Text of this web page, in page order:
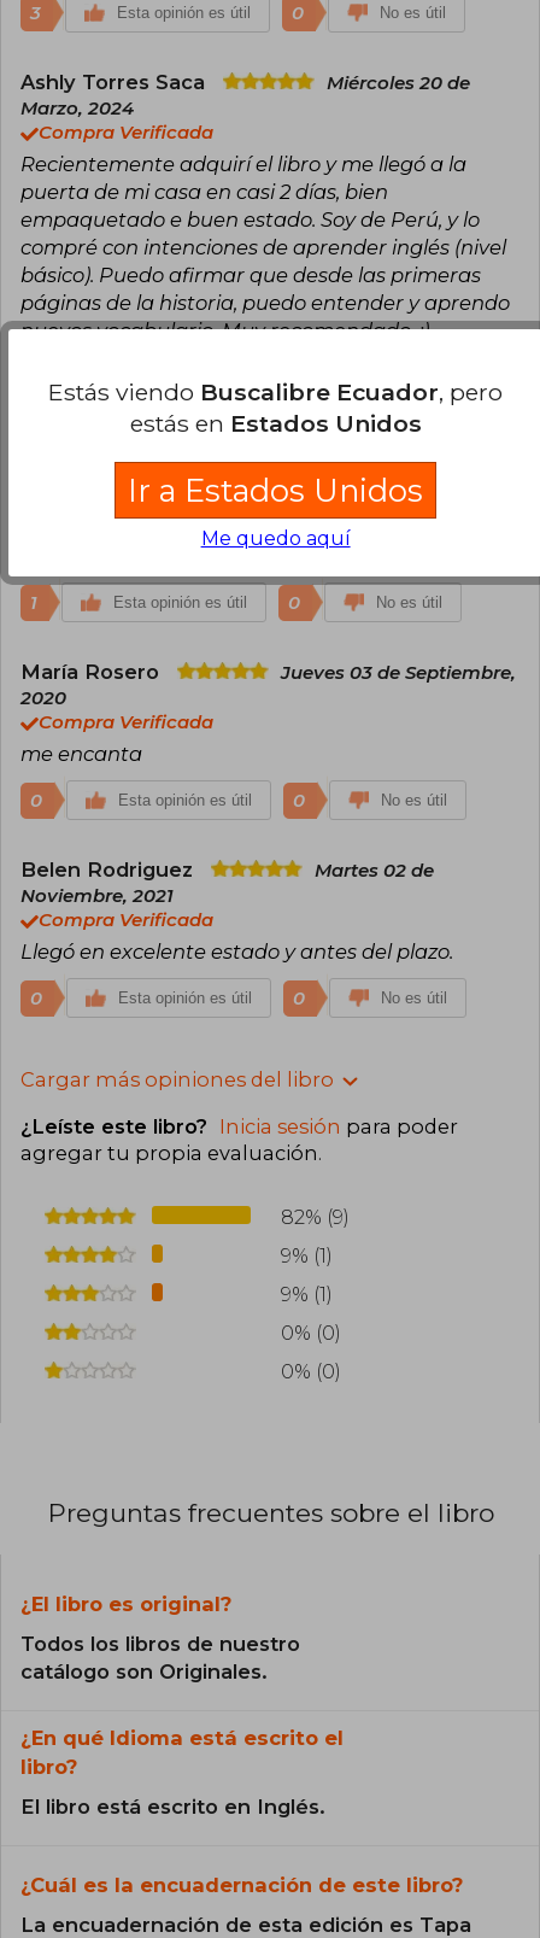
3 Esta opinión es útil 0 No es útil
Ashly Torres Saca
Miércoles 20 de
Marzo, 2024
Compra Verificada
Recientemente adquirí el libro y me llegó a la
puerta de mi casa en casi 2 días, bien
empaquetado e buen estado. Soy de Perú, y lo
compré con intenciones de aprender inglés (nivel
básico). Puedo afirmar que desde las primeras
páginas de la historia, puedo entender y aprendo
nuevos vocabulario. Muy recomendado. :)
Compra Verificada
Llegó muy rápido y en buen estado, lo estoy
leyendo ahora y me parece muy ameno de leer.
1 Esta opinión es útil 0 No es útil
María Rosero
Jueves 03 de Septiembre,
2020
Compra Verificada
me encanta
0 Esta opinión es útil 0 No es útil
Belen Rodriguez
Martes 02 de
Noviembre, 2021
Compra Verificada
Llegó en excelente estado y antes del plazo.
0 Esta opinión es útil 0 No es útil
Cargar más opiniones del libro
¿Leíste este libro? Inicia sesión para poder
agregar tu propia evaluación.
82% (9)
9% (1)
9% (1)
0% (0)
0% (0)
Preguntas frecuentes sobre el libro
¿El libro es original?
Todos los libros de nuestro
catálogo son Originales.
¿En qué Idioma está escrito el
libro?
El libro está escrito en Inglés.
¿Cuál es la encuadernación de este libro?
La encuadernación de esta edición es Tapa
Estás viendo Buscalibre Ecuador, pero
estás en Estados Unidos
Ir a Estados Unidos
Me quedo aquí